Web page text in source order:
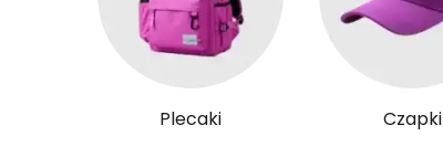
Plecaki Czapki